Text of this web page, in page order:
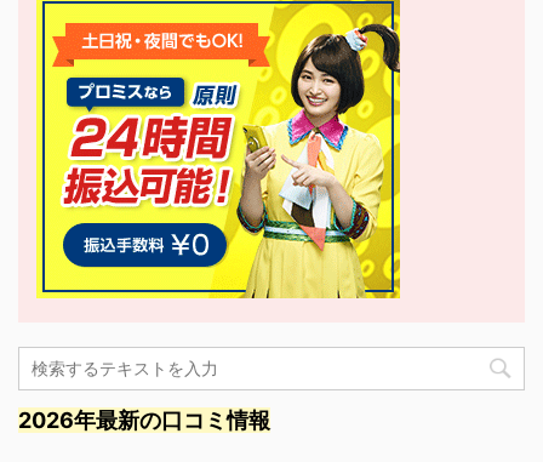
2026年最新の口コミ情報